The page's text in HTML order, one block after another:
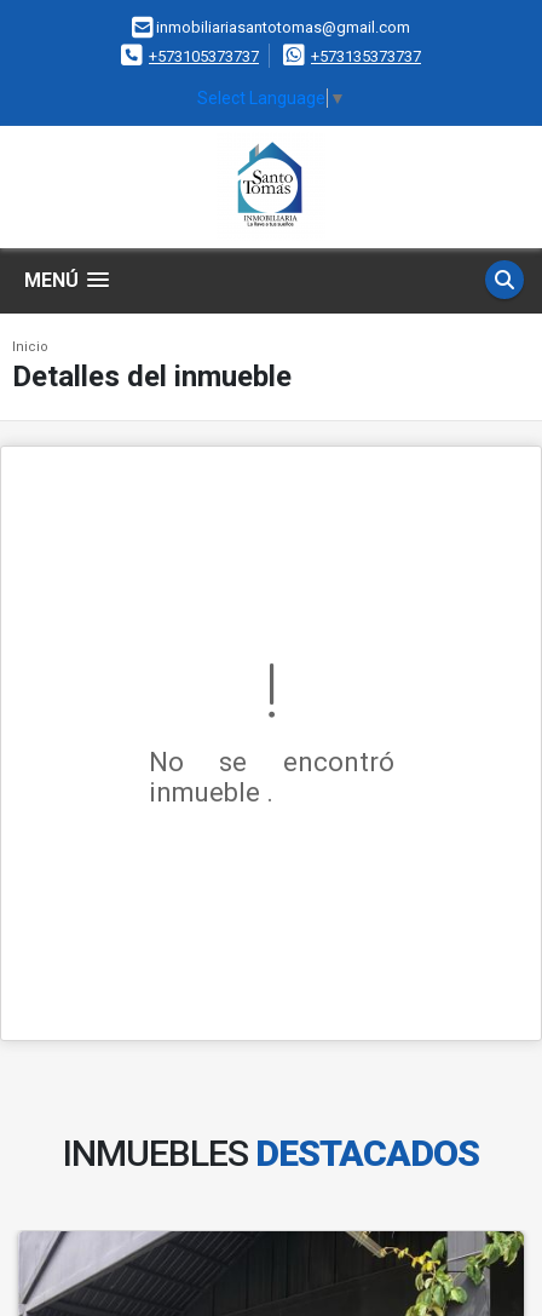
inmobiliariasantotomas@gmail.com
+573105373737
+573135373737
Select Language ▼
MENÚ
Inicio
Detalles del inmueble
No se encontró
inmueble .
INMUEBLES DESTACADOS